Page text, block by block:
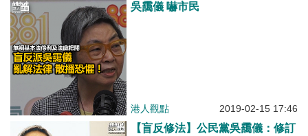
吳靄儀 嚇市民
港人觀點 2019-02-15 17:46
【盲反修法】公民黨吳靄儀：修訂